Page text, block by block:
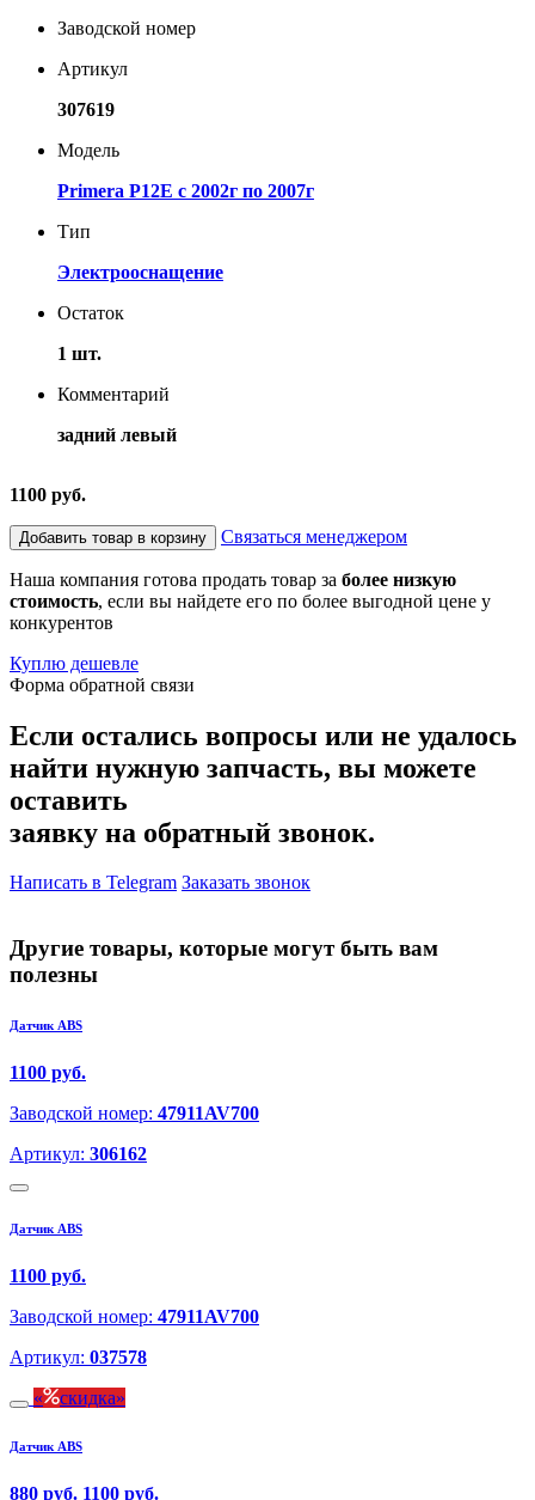
Заводской номер
Артикул
307619
Модель
Primera P12E с 2002г по 2007г
Тип
Электрооснащение
Остаток
1 шт.
Комментарий
задний левый
1100 руб.
Добавить товар в корзину Связаться менеджером
Наша компания готова продать товар за более низкую
стоимость, если вы найдете его по более выгодной цене у
конкурентов
Куплю дешевле
Форма обратной связи
Если остались вопросы или не удалось
найти нужную запчасть, вы можете
оставить
заявку на обратный звонок.
Написать в Telegram Заказать звонок
Другие товары, которые могут быть вам
полезны
Датчик ABS
1100 руб.
Заводской номер: 47911AV700
Артикул: 306162
Датчик ABS
1100 руб.
Заводской номер: 47911AV700
Артикул: 037578
скидка
Датчик ABS
880 руб. 1100 руб.